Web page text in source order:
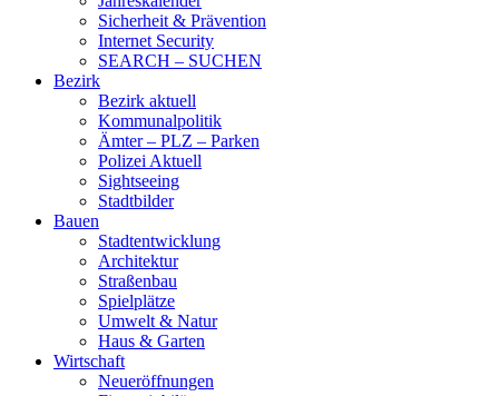
Sicherheit & Prävention
Internet Security
SEARCH – SUCHEN
Bezirk
Bezirk aktuell
Kommunalpolitik
Ämter – PLZ – Parken
Polizei Aktuell
Sightseeing
Stadtbilder
Bauen
Stadtentwicklung
Architektur
Straßenbau
Spielplätze
Umwelt & Natur
Haus & Garten
Wirtschaft
Neueröffnungen